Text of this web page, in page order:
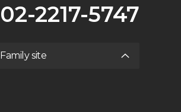
02-2217-5747
Family site